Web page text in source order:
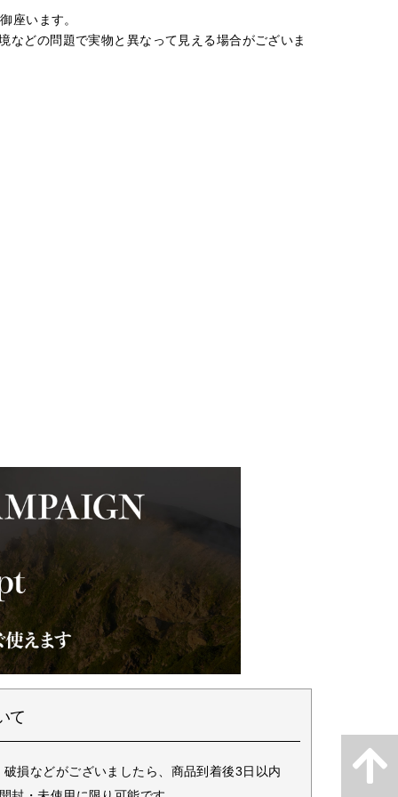
座います。
どの問題で実物と異なって見える場合がございま
て
損などがございましたら、商品到着後3日以内